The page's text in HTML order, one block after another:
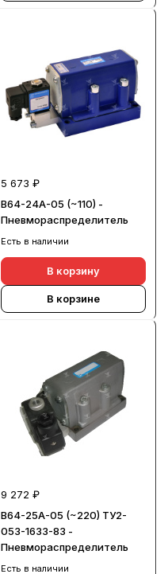
5 673 ₽
В64-24А-05 (~110) -
Пневмораспределитель
Есть в наличии
В корзину
В корзине
9 272 ₽
В64-25А-05 (~220) ТУ2-
053-1633-83 -
Пневмораспределитель
Есть в наличии